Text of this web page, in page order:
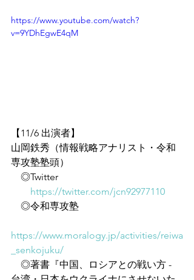
https://www.youtube.com/watch?
v=9YDhEgwE4qM
【11/6 出演者】
山岡鉄秀（情報戦略アナリスト・令和
専攻塾塾頭）
◎Twitter
https://twitter.com/jcn92977110
◎令和専攻塾
https://www.moralogy.jp/activities/reiwa
_senkojuku/
◎著書『中国、ロシアとの戦い方 -